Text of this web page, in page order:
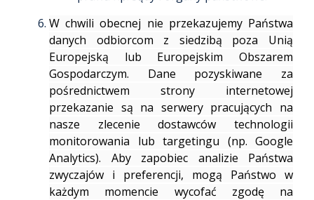
W chwili obecnej nie przekazujemy Państwa
danych odbiorcom z siedzibą poza Unią
Europejską lub Europejskim Obszarem
Gospodarczym. Dane pozyskiwane za
pośrednictwem strony internetowej
przekazanie są na serwery pracujących na
nasze zlecenie dostawców technologii
monitorowania lub targetingu (np. Google
Analytics). Aby zapobiec analizie Państwa
zwyczajów i preferencji, mogą Państwo w
każdym momencie wycofać zgodę na